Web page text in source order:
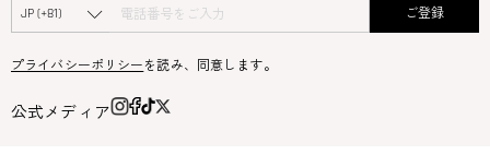
ご登録
プライバシーポリシー を読み、同意します。
公式メディア